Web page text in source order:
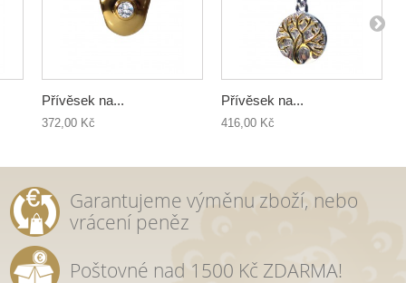
Přívěsek na...
372,00 Kč
Přívěsek na...
416,00 Kč
Garantujeme výměnu zboží, nebo
vrácení peněz
Poštovné nad 1500 Kč ZDARMA!